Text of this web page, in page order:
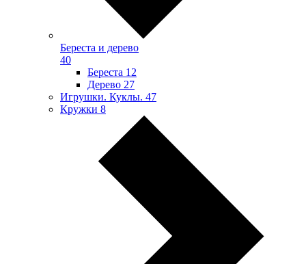
Береста и дерево
40
Береста 12
Дерево 27
Игрушки. Куклы. 47
Кружки 8